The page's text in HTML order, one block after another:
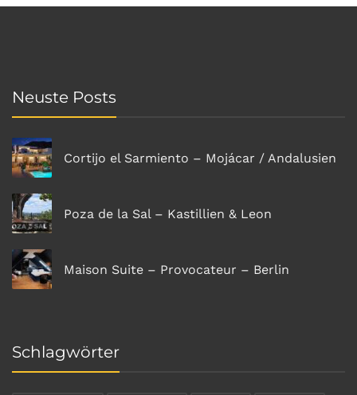
Neuste Posts
Cortijo el Sarmiento – Mojácar / Andalusien
Poza de la Sal – Kastillien & Leon
Maison Suite – Provocateur – Berlin
Schlagwörter